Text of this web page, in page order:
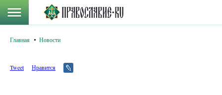
Главная Новости
Tweet Нравится